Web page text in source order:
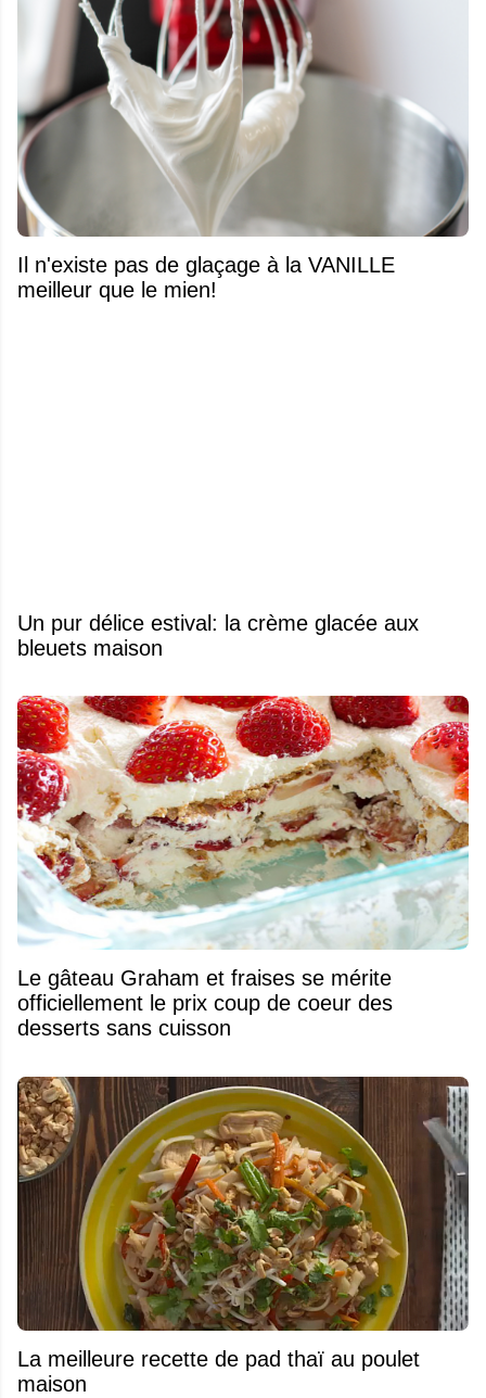
Il n'existe pas de glaçage à la VANILLE
meilleur que le mien!
Un pur délice estival: la crème glacée aux
bleuets maison
Le gâteau Graham et fraises se mérite
officiellement le prix coup de coeur des
desserts sans cuisson
La meilleure recette de pad thaï au poulet
maison